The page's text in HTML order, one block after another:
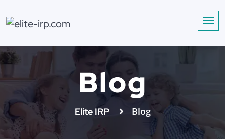
Blog
Elite IRP Blog